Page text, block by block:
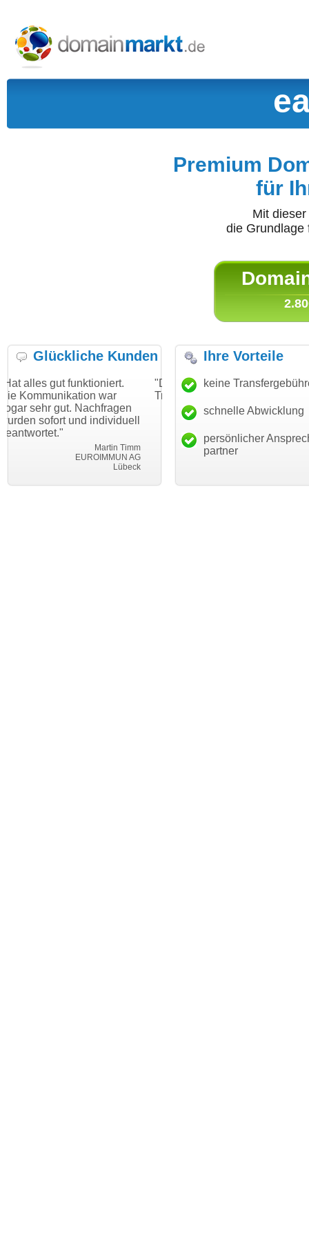
Premium
für
Mit
die
Glückliche Kunden
war
individuell
"Danke für den schnellen
Transfer und guten Service!"
Thomas Schäfer
i can eckert communication GmbH
"Ich bin
haben. Die
mein
Ihre Vorteile
keine
schnelle Abwicklung
persönlicher
partner